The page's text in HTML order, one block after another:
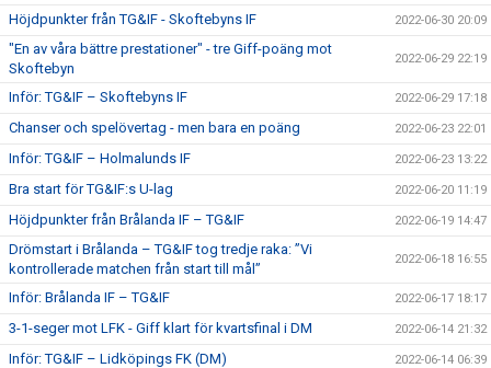
Höjdpunkter från TG&IF - Skoftebyns IF 2022-06-30 20:09
"En av våra bättre prestationer" - tre Giff-poäng mot
Skoftebyn
2022-06-29 22:19
Inför: TG&IF – Skoftebyns IF 2022-06-29 17:18
Chanser och spelövertag - men bara en poäng 2022-06-23 22:01
Inför: TG&IF – Holmalunds IF 2022-06-23 13:22
Bra start för TG&IF:s U-lag 2022-06-20 11:19
Höjdpunkter från Brålanda IF – TG&IF 2022-06-19 14:47
Drömstart i Brålanda – TG&IF tog tredje raka: ”Vi
kontrollerade matchen från start till mål”
2022-06-18 16:55
Inför: Brålanda IF – TG&IF 2022-06-17 18:17
3-1-seger mot LFK - Giff klart för kvartsfinal i DM 2022-06-14 21:32
Inför: TG&IF – Lidköpings FK (DM) 2022-06-14 06:39